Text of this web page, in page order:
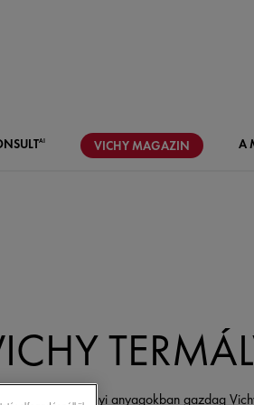
AI VICHYMAGAZIN A
fel az ásványi anyagokban gazdag